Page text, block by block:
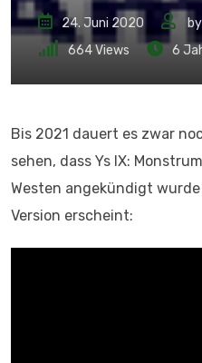
24. Juni 2020 by
664Views 6
Bis 2021 dauert es zwar
sehen, dass Ys IX:
Westen angekündigt
Version erscheint: